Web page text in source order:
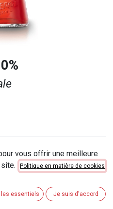
100cl
vous offrir une meilleure
Politique en matière de cookies
les essentiels Je suis d'accord